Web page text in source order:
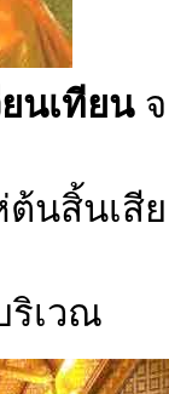
ยนเทียน
ต้นสิ้นเ
ริเวณ